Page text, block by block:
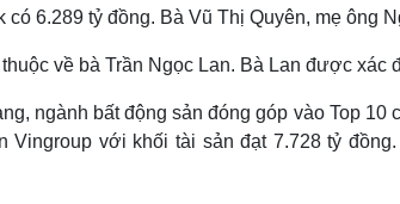
6.289 tỷ đồng. Bà Vũ Thị Quyên, mẹ ông
thuộc về bà Trần Ngọc Lan. Bà Lan được
ngành bất động sản đóng góp vào Top 10
Vingroup với khối tài sản đạt 7.728 tỷ